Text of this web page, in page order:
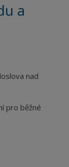
a
nad
pro běžné